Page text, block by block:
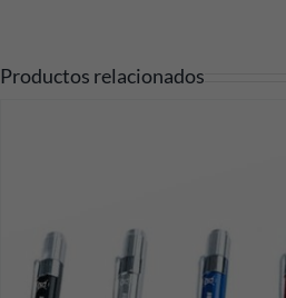
Productos relacionados